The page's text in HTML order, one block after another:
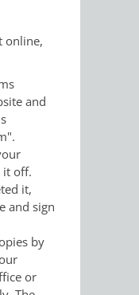
STABSSTELLE
online,
and
it off.
it,
and sign
by
or